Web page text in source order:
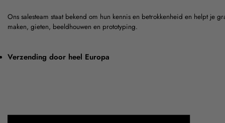
Ons salesteam staat bekend om hun kennis en betrokkenheid en helpt je
maken, gieten, beeldhouwen en prototyping.
Verzending door heel Europa